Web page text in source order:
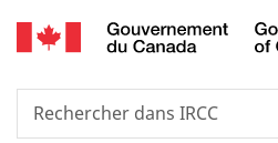
au
à
à
Recherche
Rechercher
dans